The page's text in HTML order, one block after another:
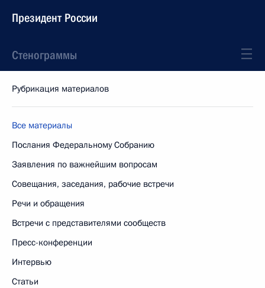
Президент России
Стенограммы
Рубрикация материалов
Все материалы
Послания Федеральному Собранию
Заявления по важнейшим вопросам
Совещания, заседания, рабочие встречи
Речи и обращения
Встречи с представителями сообществ
Пресс-конференции
Интервью
Статьи